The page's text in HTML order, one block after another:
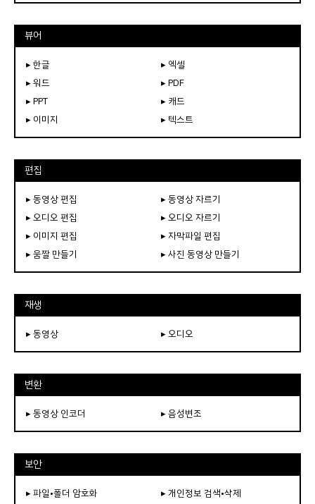
뷰어
▸ 한글
▸ 엑셀
▸ 워드
▸ PDF
▸ PPT
▸ 캐드
▸ 이미지
▸ 텍스트
편집
▸ 동영상 편집
▸ 동영상 자르기
▸ 오디오 편집
▸ 오디오 자르기
▸ 이미지 편집
▸ 자막파일 편집
▸ 움짤 만들기
▸ 사진 동영상 만들기
재생
▸ 동영상 ▸ 오디오
변환
▸ 동영상 인코더 ▸ 음성변조
보안
▸ 파일•폴더 암호화
▸ 개인정보 검색•삭제